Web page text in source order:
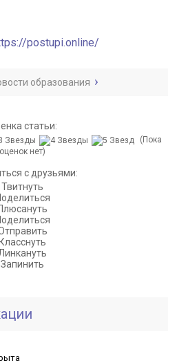
postupi.online/
образования
статьи:
(Пока
оценок нет)
с друзьями:
Твитнуть
Класснуть
Запинить